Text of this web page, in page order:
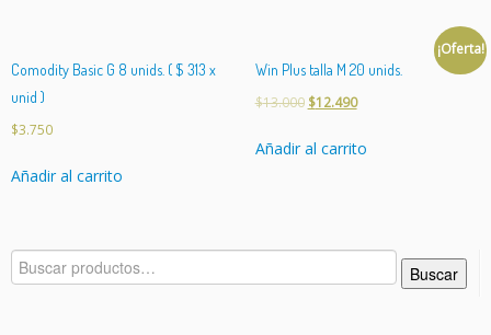
Comodity Basic G 8 unids. ( $ 313 x
unid )
$3.750
Añadir al carrito
¡Oferta!
Win Plus talla M 20 unids.
$13.000 $12.490
Añadir al carrito
Buscar
por:
Buscar